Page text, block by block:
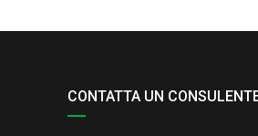
CONTATTA UN